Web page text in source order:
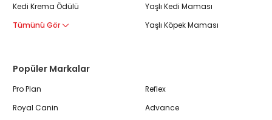
Kedi Krema Ödülü
Tümünü Gör
Yaşlı Kedi Maması
Yaşlı Köpek Maması
Popüler Markalar
Pro Plan
Royal Canin
Reflex
Advance